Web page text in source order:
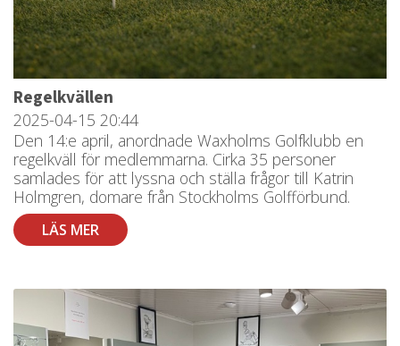
Regelkvällen
2025-04-15 20:44
Den 14:e april, anordnade Waxholms Golfklubb en
regelkväll för medlemmarna. Cirka 35 personer
samlades för att lyssna och ställa frågor till Katrin
Holmgren, domare från Stockholms Golfförbund.
LÄS MER